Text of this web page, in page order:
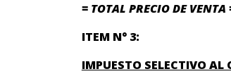
= TOTAL PRECIO DE VENTA
ITEM N° 3:
IMPUESTO SELECTIVO AL